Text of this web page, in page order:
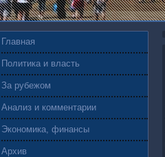
Главная
Политика и власть
За рубежом
Анализ и комментарии
Экономика, финансы
Архив